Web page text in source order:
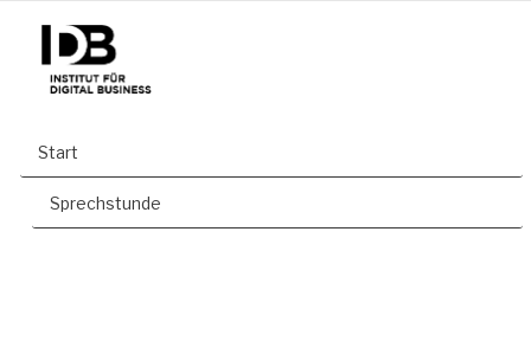
Start
Sprechstunde